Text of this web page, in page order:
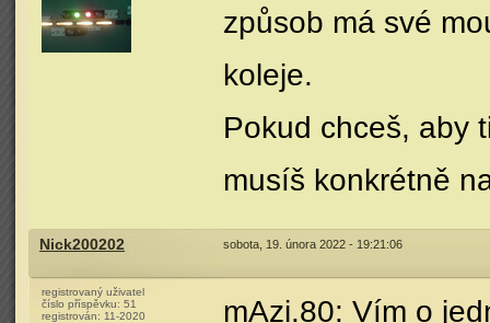
způsob má své
koleje.
Pokud chceš, aby
musíš konkrétně
Nick200202 sobota, 19. února 2022 - 19:21:06
registrovaný uživatel
číslo příspěvku: 51
registrován: 11-2020
mAzi.80: Vím o